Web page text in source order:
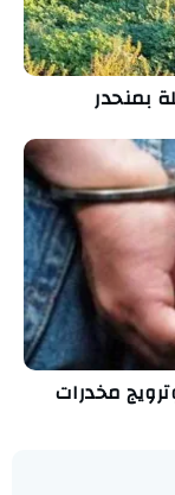
بمنحدر
مخدرات